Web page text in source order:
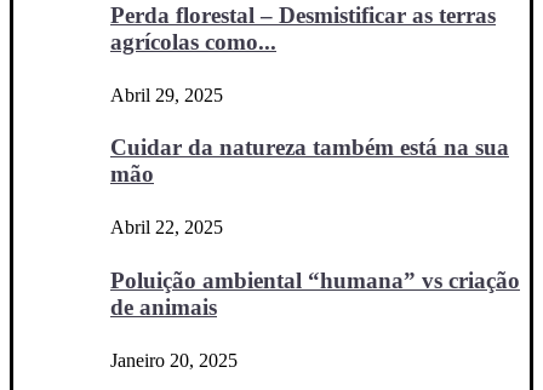
Perda florestal – Desmistificar as terras
agrícolas como...
Abril 29, 2025
Cuidar da natureza também está na sua
mão
Abril 22, 2025
Poluição ambiental “humana” vs criação
de animais
Janeiro 20, 2025